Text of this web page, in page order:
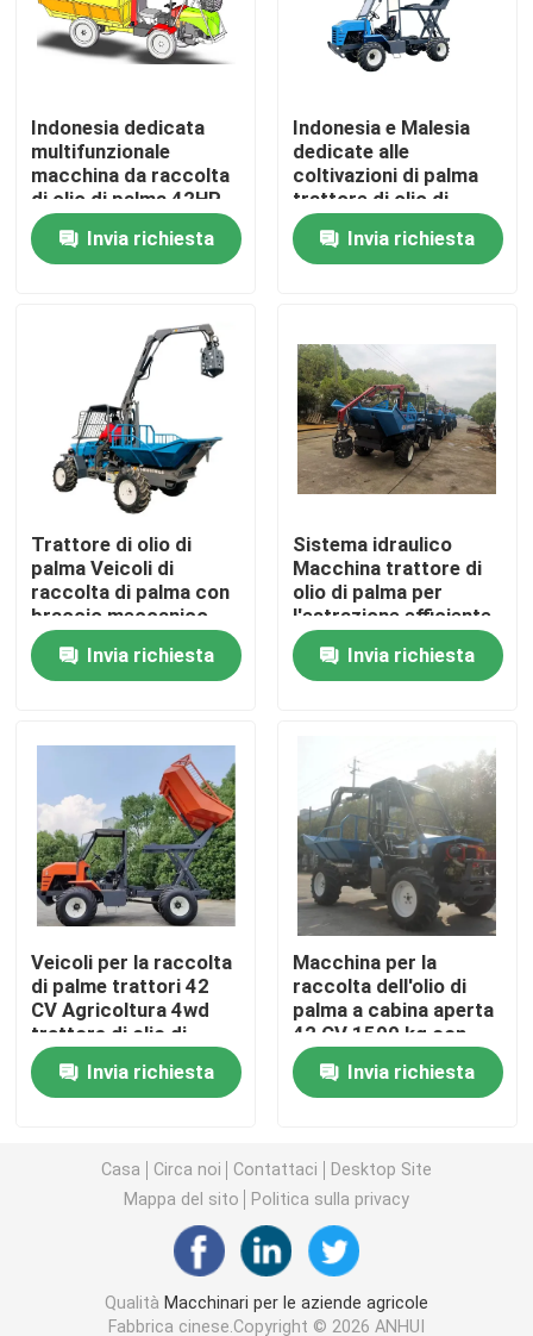
Prodotti
Su di noi
Visita alla fabbrica
Controllo Qualità
Contattaci
Notizie
Casi
Macchine per la logistica
Macchine per apparecchiature di pulizia
Macchine per imballaggio industriale
Macchine per la costruzione
Prodotti per la sicurezza stradale
Attrezzature di soccorso di emergenza
Motori elettrici industriali
Cuscinetti a rulli sferici
Indonesia dedicata
multifunzionale
macchina da raccolta
di olio di palma 42HP
con PTO
Invia richiesta
Indonesia e Malesia
dedicate alle
coltivazioni di palma
trattore di olio di
palma camion da
raccoltaInvia richiesta
Trattore di olio di
palma Veicoli di
raccolta di palma con
braccio meccanico
robotico
Invia richiesta
Sistema idraulico
Macchina trattore di
olio di palma per
l'estrazione efficiente
di olio di palma
Indonesia dedicata
Invia richiesta
Veicoli per la raccolta
di palme trattori 42
CV Agricoltura 4wd
trattore di olio di
palma con PTO
Indonesia dedicato
Invia richiesta
Macchina per la
raccolta dell'olio di
palma a cabina aperta
42 CV 1500 kg con
grapple Indonesia
dedicataInvia richiesta
Casa Circa noi Contattaci
Desktop Site
Mappa del sito
Politica sulla privacy
Qualità Macchinari per le aziende agricole
Fabbrica cinese.Copyright © 2026 ANHUI